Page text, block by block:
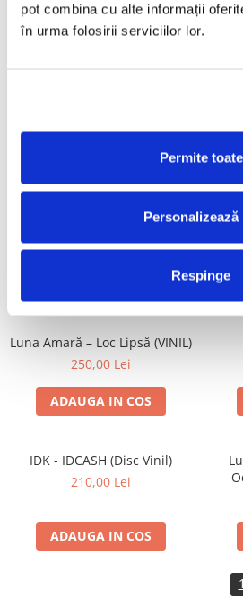
pot combina cu alte informații
în urma folosirii serviciilor lor.
Permite toate
Personalizează
Respinge
ADAUGA IN COS
Fugees - The Score (CD)
Luna Amară – Loc Lipsă (VINIL)
250,00 Lei
ADAUGA IN COS
IDK - IDCASH (Disc Vinil)
210,00 Lei
ADAUGA IN COS
1